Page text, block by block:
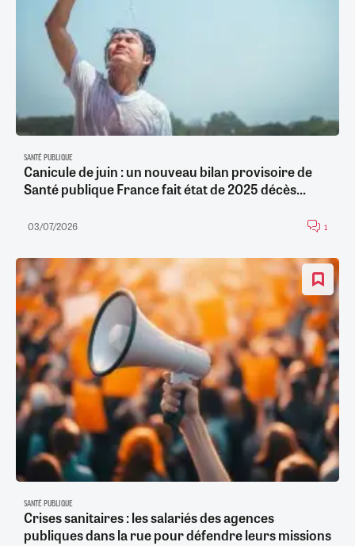
SANTÉ PUBLIQUE
Canicule de juin : un nouveau bilan provisoire de
Santé publique France fait état de 2025 décès...
03/07/2026 1
SANTÉ PUBLIQUE
Crises sanitaires : les salariés des agences
publiques dans la rue pour défendre leurs missions